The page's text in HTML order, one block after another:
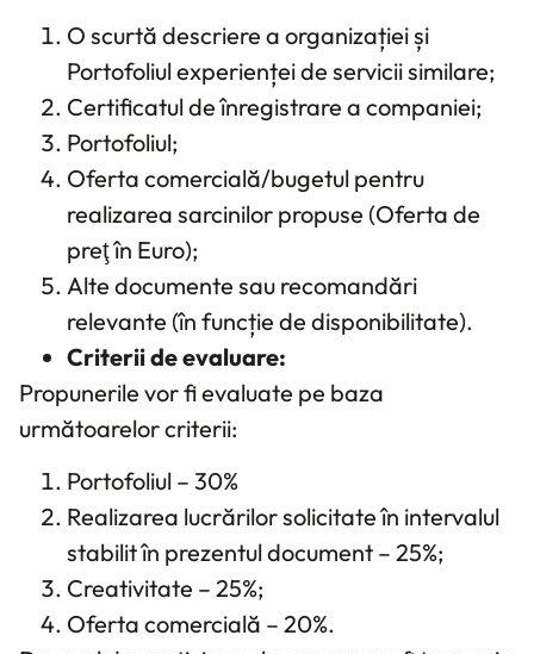
O scurtă descriere a organizației și
Portofoliul experienței de servicii similare;
Certificatul de înregistrare a companiei;
Portofoliul;
Oferta comercială/bugetul pentru
realizarea sarcinilor propuse (Oferta de
preţ în Euro);
Alte documente sau recomandări
relevante (în funcție de disponibilitate).
Criterii de evaluare:
Propunerile vor fi evaluate pe baza
următoarelor criterii:
Portofoliul – 30%
Realizarea lucrărilor solicitate în intervalul
stabilit în prezentul document – 25%;
Creativitate – 25%;
Oferta comercială – 20%.